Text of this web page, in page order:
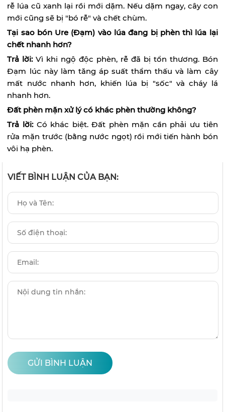
rễ lúa cũ xanh lại rồi mới dặm. Nếu dặm ngay, cây con
mới cũng sẽ bị "bó rễ" và chết chùm.
Tại sao bón Ure (Đạm) vào lúa đang bị phèn thì lúa lại
chết nhanh hơn?
Trả lời:Vì khi ngộ độc phèn, rễ đã bị tổn thương. Bón
Đạm lúc này làm tăng áp suất thẩm thấu và làm cây
mất nước nhanh hơn, khiến lúa bị "sốc" và cháy lá
nhanh hơn.
Đất phèn mặn xử lý có khác phèn thường không?
Trả lời:Có khác biệt. Đất phèn mặn cần phải ưu tiên
rửa mặn trước (bằng nước ngọt) rồi mới tiến hành bón
vôi hạ phèn.
VIẾT BÌNH LUẬN CỦA BẠN:
GỬI BÌNH LUẬN